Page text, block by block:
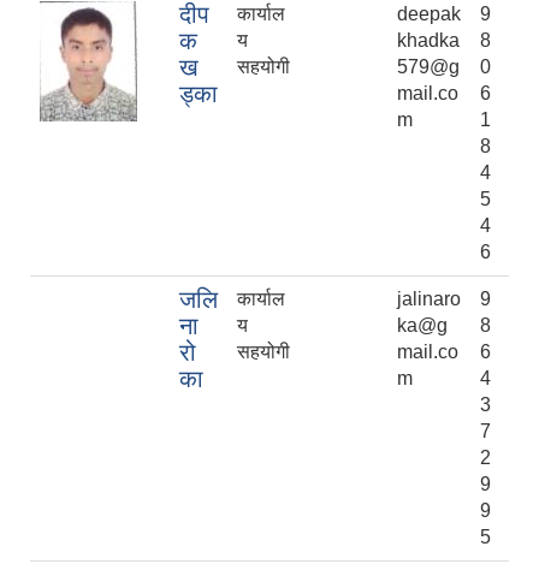
दीप
क
ख
ड्का
कार्याल
य
सहयोगी
deepak
khadka
579@g
mail.co
m
9
8
0
6
1
8
4
5
4
6
जलि
ना
रो
का
कार्याल
य
सहयोगी
jalinaro
ka@g
mail.co
m
9
8
6
4
3
7
2
9
9
5